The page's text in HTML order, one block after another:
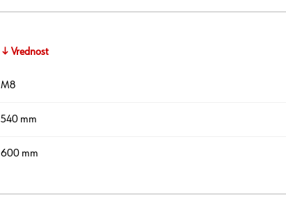
↓ Vrednost
M8
540 mm
600 mm